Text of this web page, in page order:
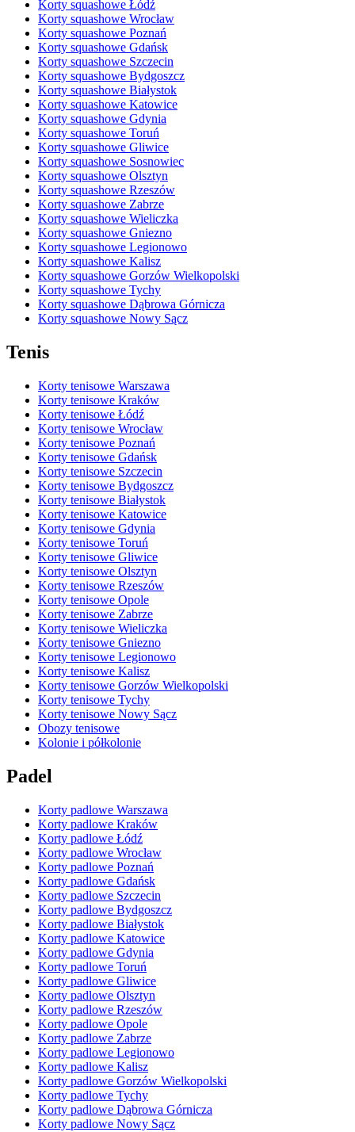
Korty squashowe Łódź
Korty squashowe Wrocław
Korty squashowe Poznań
Korty squashowe Gdańsk
Korty squashowe Szczecin
Korty squashowe Bydgoszcz
Korty squashowe Białystok
Korty squashowe Katowice
Korty squashowe Gdynia
Korty squashowe Toruń
Korty squashowe Gliwice
Korty squashowe Sosnowiec
Korty squashowe Olsztyn
Korty squashowe Rzeszów
Korty squashowe Zabrze
Korty squashowe Wieliczka
Korty squashowe Gniezno
Korty squashowe Legionowo
Korty squashowe Kalisz
Korty squashowe Gorzów Wielkopolski
Korty squashowe Tychy
Korty squashowe Dąbrowa Górnicza
Korty squashowe Nowy Sącz
Tenis
Korty tenisowe Warszawa
Korty tenisowe Kraków
Korty tenisowe Łódź
Korty tenisowe Wrocław
Korty tenisowe Poznań
Korty tenisowe Gdańsk
Korty tenisowe Szczecin
Korty tenisowe Bydgoszcz
Korty tenisowe Białystok
Korty tenisowe Katowice
Korty tenisowe Gdynia
Korty tenisowe Toruń
Korty tenisowe Gliwice
Korty tenisowe Olsztyn
Korty tenisowe Rzeszów
Korty tenisowe Opole
Korty tenisowe Zabrze
Korty tenisowe Wieliczka
Korty tenisowe Gniezno
Korty tenisowe Legionowo
Korty tenisowe Kalisz
Korty tenisowe Gorzów Wielkopolski
Korty tenisowe Tychy
Korty tenisowe Nowy Sącz
Obozy tenisowe
Kolonie i półkolonie
Padel
Korty padlowe Warszawa
Korty padlowe Kraków
Korty padlowe Łódź
Korty padlowe Wrocław
Korty padlowe Poznań
Korty padlowe Gdańsk
Korty padlowe Szczecin
Korty padlowe Bydgoszcz
Korty padlowe Białystok
Korty padlowe Katowice
Korty padlowe Gdynia
Korty padlowe Toruń
Korty padlowe Gliwice
Korty padlowe Olsztyn
Korty padlowe Rzeszów
Korty padlowe Opole
Korty padlowe Zabrze
Korty padlowe Legionowo
Korty padlowe Kalisz
Korty padlowe Gorzów Wielkopolski
Korty padlowe Tychy
Korty padlowe Dąbrowa Górnicza
Korty padlowe Nowy Sącz